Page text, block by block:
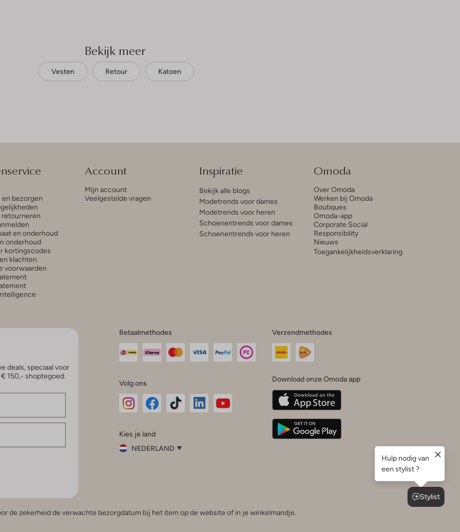
Bekijk meer
Vesten Retour Katoen
en bezorgen
retourneren
en onderhoud
onderhoud
kortingscodes
klachten
voorwaarden
Account
Mijn account
Veelgestelde vragen
Inspiratie
Bekijk alle blogs
Modetrends voor dames
Modetrends voor heren
Schoenentrends voor dames
Schoenentrends voor heren
Omoda
Over Omoda
Werken bij Omoda
Boutiques
Omoda-app
Corporate Social
Responsibility
Nieuws
Toegankelijkheidsverklaring
deals, speciaal voor
150,- shoptegoed.
Betaalmethodes
Volg ons
InstagramFacebook
Kies je land
NEDERLAND
België (Nederlands)
Verzendmethodes
Download onze Omoda app
de zekerheid de verwachte bezorgdatum bij het item op de website of in je winkelmandje.